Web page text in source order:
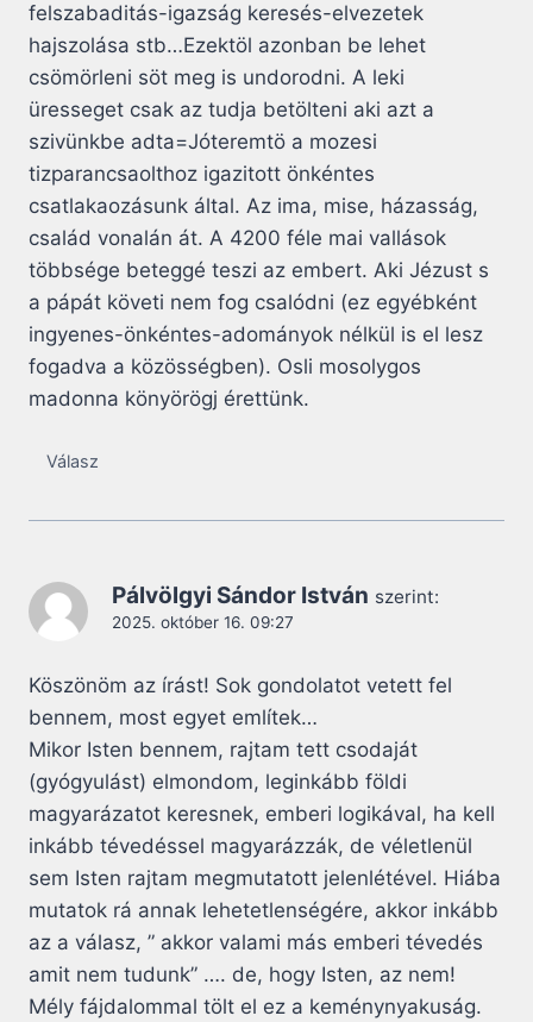
felszabaditás-igazság keresés-elvezetek
hajszolása stb…Ezektöl azonban be lehet
csömörleni söt meg is undorodni. A leki
üresseget csak az tudja betölteni aki azt a
szivünkbe adta=Jóteremtö a mozesi
tizparancsaolthoz igazitott önkéntes
csatlakaozásunk által. Az ima, mise, házasság,
család vonalán át. A 4200 féle mai vallások
többsége beteggé teszi az embert. Aki Jézust s
a pápát követi nem fog csalódni (ez egyébként
ingyenes-önkéntes-adományok nélkül is el lesz
fogadva a közösségben). Osli mosolygos
madonna könyörögj érettünk.
Válasz
Pálvölgyi Sándor István szerint:
2025. október 16. 09:27
Köszönöm az írást! Sok gondolatot vetett fel
bennem, most egyet említek…
Mikor Isten bennem, rajtam tett csodaját
(gyógyulást) elmondom, leginkább földi
magyarázatot keresnek, emberi logikával, ha kell
inkább tévedéssel magyarázzák, de véletlenül
sem Isten rajtam megmutatott jelenlétével. Hiába
mutatok rá annak lehetetlenségére, akkor inkább
az a válasz, ” akkor valami más emberi tévedés
amit nem tudunk” …. de, hogy Isten, az nem!
Mély fájdalommal tölt el ez a keménynyakuság.